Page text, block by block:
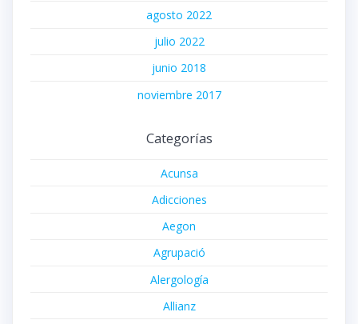
agosto 2022
julio 2022
junio 2018
noviembre 2017
Categorías
Acunsa
Adicciones
Aegon
Agrupació
Alergología
Allianz